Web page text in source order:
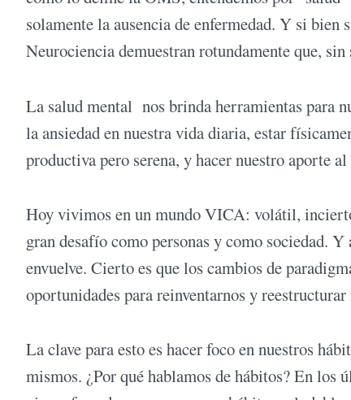
solamente la ausencia de enfermedad. Y si
Neurociencia demuestran rotundamente que,
La salud mental nos brinda herramientas para
la ansiedad en nuestra vida diaria, estar
productiva pero serena, y hacer nuestro aporte
Hoy vivimos en un mundo VICA: volátil,
gran desafío como personas y como sociedad.
envuelve. Cierto es que los cambios de
oportunidades para reinventarnos y
La clave para esto es hacer foco en nuestros
mismos. ¿Por qué hablamos de hábitos? En los